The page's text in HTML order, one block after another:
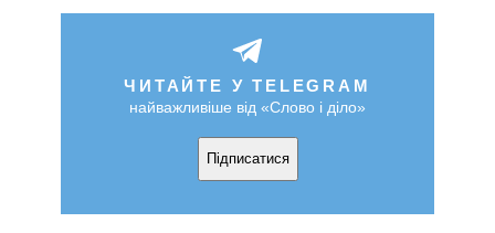
ЧИТАЙТЕ У TELEGRAM
найважливіше від «Слово і діло»
Підписатися